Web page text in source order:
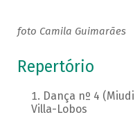
foto Camila Guimarães
Repertório
Dança nº 4
Villa-Lobos